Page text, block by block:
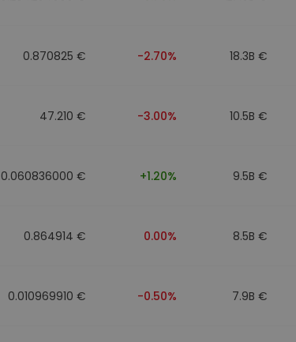
0.870825 € -2.70% 18.3B €
47.210 € -3.00% 10.5B €
0.060836000 € +1.20% 9.5B €
0.864914 € 0.00% 8.5B €
0.010969910 € -0.50% 7.9B €